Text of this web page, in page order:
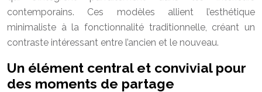
contemporains. Ces modèles allient l’esthétique
minimaliste à la fonctionnalité traditionnelle, créant un
contraste intéressant entre l’ancien et le nouveau.
Un élément central et convivial pour
des moments de partage